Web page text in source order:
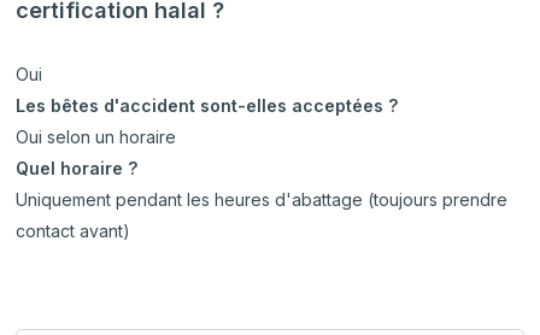
certification halal ?
Oui
Les bêtes d'accident sont-elles acceptées ?
Oui selon un horaire
Quel horaire ?
Uniquement pendant les heures d'abattage (toujours prendre
contact avant)